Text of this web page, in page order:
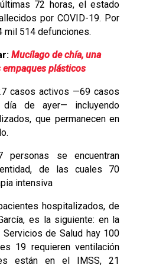
72 horas, el estado
por COVID-19. Por
mil 514 defunciones.
Mucílago de chía, una
empaques plásticos
casos activos —69 casos
de ayer— incluyendo
que permanecen en
personas se encuentran
de las cuales 70
intensiva
hospitalizados, de
es la siguiente: en la
de Salud hay 100
19 requieren ventilación
están en el IMSS, 21